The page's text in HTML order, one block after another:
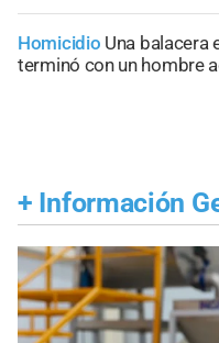
Homicidio Una balacera
terminó con un hombre
+ Información